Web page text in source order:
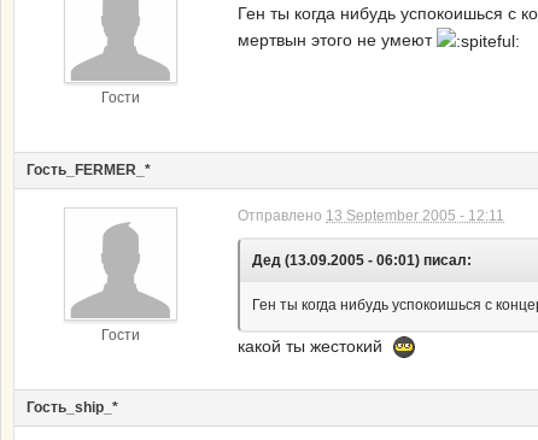
Гости
Ген ты когда нибудь успокоишься с
мертвын этого не умеют
Гость_FERMER_*
Гости
Отправлено 13 September 2005 - 12:11
Дед (13.09.2005 - 06:01) писал:
Ген ты когда нибудь успокоишься с
какой ты жестокий
Гость_ship_*